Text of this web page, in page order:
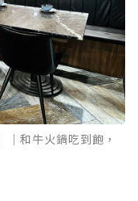
和牛火鍋吃到飽，